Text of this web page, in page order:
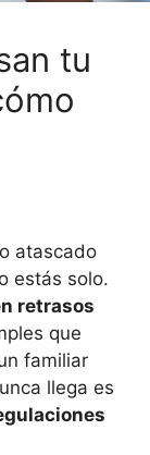
tu
atascado
estás solo.
retrasos
que
familiar
llega es